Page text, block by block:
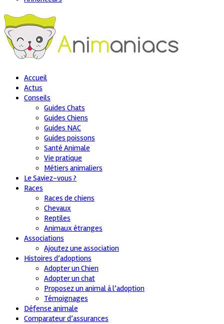
Accueil
Actus
Conseils
Guides Chats
Guides Chiens
Guides NAC
Guides poissons
Santé Animale
Vie pratique
Métiers animaliers
Le Saviez-vous ?
Races
Races de chiens
Chevaux
Reptiles
Animaux étranges
Associations
Ajoutez une association
Histoires d’adoptions
Adopter un Chien
Adopter un chat
Proposez un animal à l’adoption
Témoignages
Défense animale
Comparateur d’assurances